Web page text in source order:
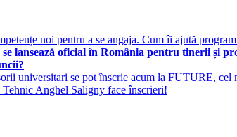
noi pentru a se angaja. Cum îi ajută
lansează oficial în România pentru tinerii și
universitari se pot înscrie acum la FUTURE, cel
Anghel Saligny face înscrieri!